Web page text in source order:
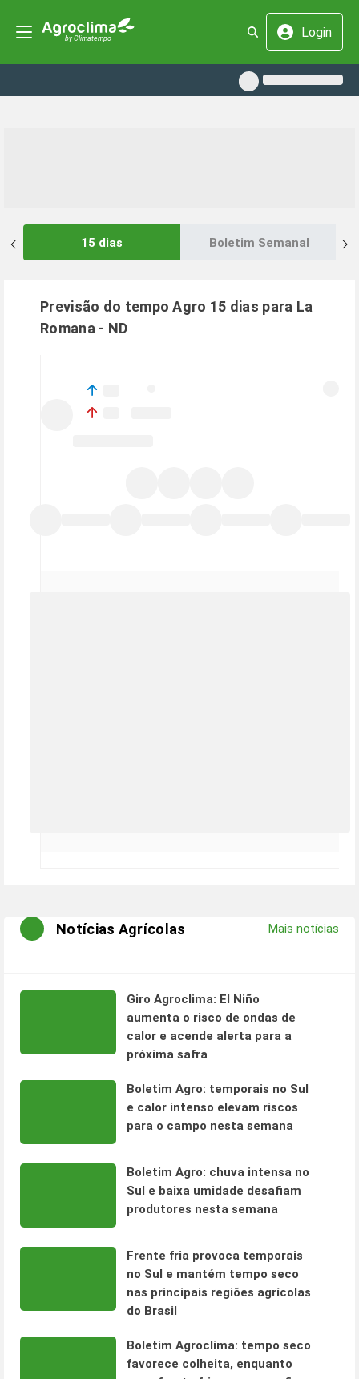
Login
15 dias Boletim Semanal
Previsão do tempo Agro 15 dias para La
Romana - ND
Notícias Agrícolas Mais notícias
Giro Agroclima: El Niño
aumenta o risco de ondas de
calor e acende alerta para a
próxima safra
Boletim Agro: temporais no Sul
e calor intenso elevam riscos
para o campo nesta semana
Boletim Agro: chuva intensa no
Sul e baixa umidade desafiam
produtores nesta semana
Frente fria provoca temporais
no Sul e mantém tempo seco
nas principais regiões agrícolas
do Brasil
Boletim Agroclima: tempo seco
favorece colheita, enquanto